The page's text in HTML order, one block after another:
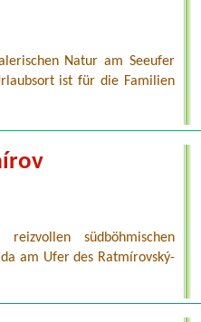
Natur am Seeufer
ist für die Familien
südböhmischen
am Ufer des Ratmírovský-